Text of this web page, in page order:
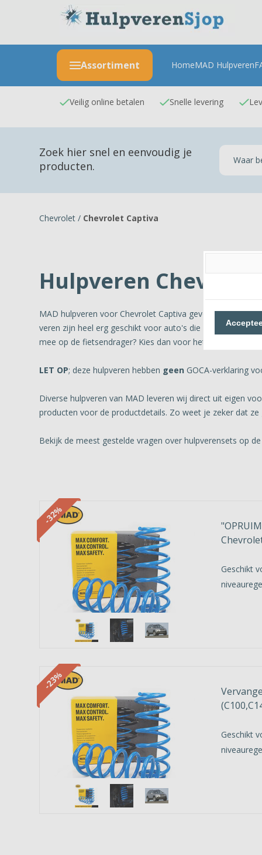
Assortiment HomeMAD Hulpveren
Veilig online betalen Snelle levering
Zoek hier snel en eenvoudig je
producten.
Chevrolet / Chevrolet Captiva
Hulpveren
MAD hulpveren voor Chevrolet Captiva geven extra
veren zijn heel erg geschikt voor auto's die vaak zwaar
mee op de fietsendrager? Kies dan voor het Nederlandse
LET OP; deze hulpveren hebben geen GOCA-verklaring
Diverse hulpveren van MAD leveren wij direct uit eigen
producten voor de productdetails. Zo weet je zeker dat
Bekijk de meest gestelde vragen over hulpverensets op de
-32%
Geschikt
-23%
Geschikt